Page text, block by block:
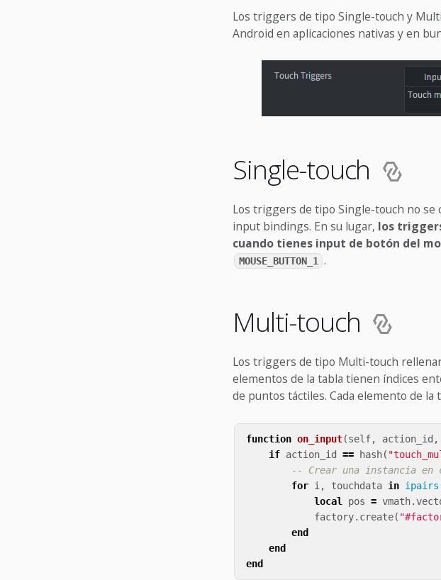
Los triggers de tipo Single-touch y
Android en aplicaciones nativas y en
Single-touch
Los triggers de tipo Single-touch no se
input bindings. En su lugar, los
cuando tienes input de botón del
MOUSE_BUTTON_1 .
Multi-touch
Los triggers de tipo Multi-touch
elementos de la tabla tienen índices
de puntos táctiles. Cada elemento de
function on_input(self, action_id ,
if action_id == hash(
-- Crear una instancia en
for i, touchdata in ipairs
local pos = vmath.
factory. create(
end
end
end